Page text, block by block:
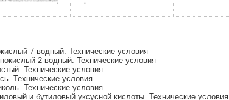
7-водный. Технические условия
2-водный. Технические условия
Технические условия
Технические условия
Технические условия
и бутиловый уксусной кислоты. Технические условия